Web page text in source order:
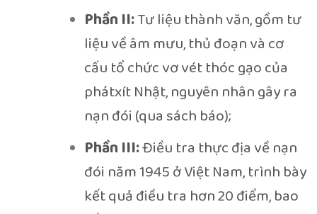
Phần II:Tư liệu thành văn, gồm tư
liệu về âm mưu, thủ đoạn và cơ
cấu tổ chức vơ vét thóc gạo của
phátxít Nhật, nguyên nhân gây ra
nạn đói (qua sách báo);
Phần III:Điều tra thực địa về nạn
đói năm 1945 ở Việt Nam, trình bày
kết quả điều tra hơn 20 điểm, bao